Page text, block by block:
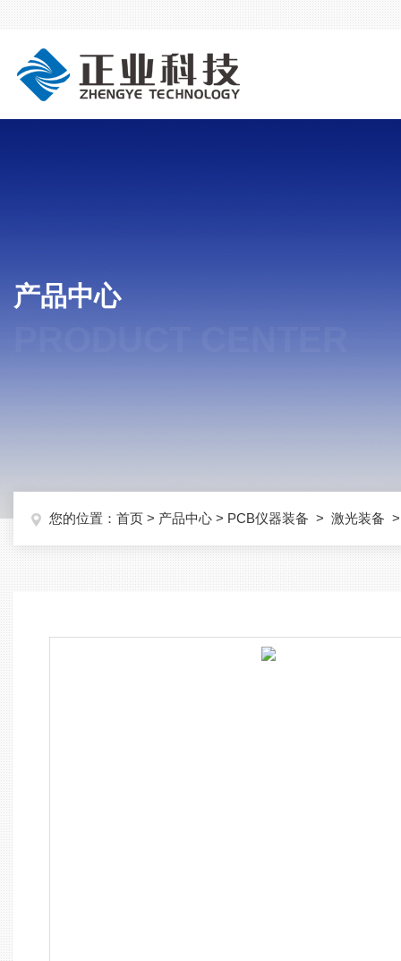
产品中心
您的位置： 首页 > 产品中心 > PCB仪器装备 > 激光装备